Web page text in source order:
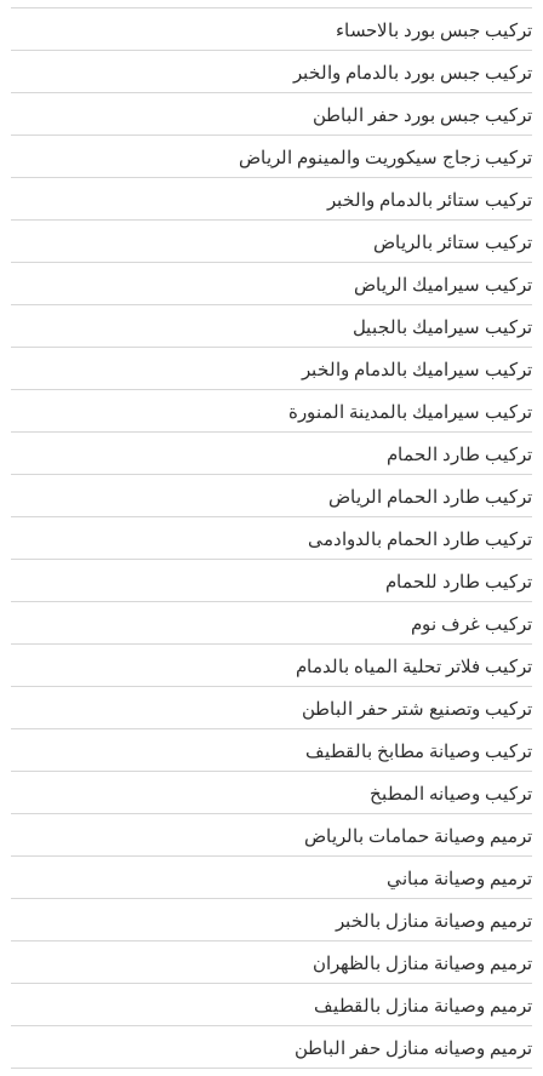
تركيب جبس بورد بالاحساء
تركيب جبس بورد بالدمام والخبر
تركيب جبس بورد حفر الباطن
تركيب زجاج سيكوريت والمينوم الرياض
تركيب ستائر بالدمام والخبر
تركيب ستائر بالرياض
تركيب سيراميك الرياض
تركيب سيراميك بالجبيل
تركيب سيراميك بالدمام والخبر
تركيب سيراميك بالمدينة المنورة
تركيب طارد الحمام
تركيب طارد الحمام الرياض
تركيب طارد الحمام بالدوادمى
تركيب طارد للحمام
تركيب غرف نوم
تركيب فلاتر تحلية المياه بالدمام
تركيب وتصنيع شتر حفر الباطن
تركيب وصيانة مطابخ بالقطيف
تركيب وصيانه المطبخ
ترميم وصيانة حمامات بالرياض
ترميم وصيانة مباني
ترميم وصيانة منازل بالخبر
ترميم وصيانة منازل بالظهران
ترميم وصيانة منازل بالقطيف
ترميم وصيانه منازل حفر الباطن